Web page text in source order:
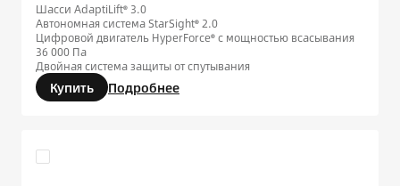
Шасси AdaptiLift® 3.0
Автономная система StarSight® 2.0
Цифровой двигатель HyperForce® с мощностью всасывания
36 000 Па
Двойная система защиты от спутывания
Купить Подробнее